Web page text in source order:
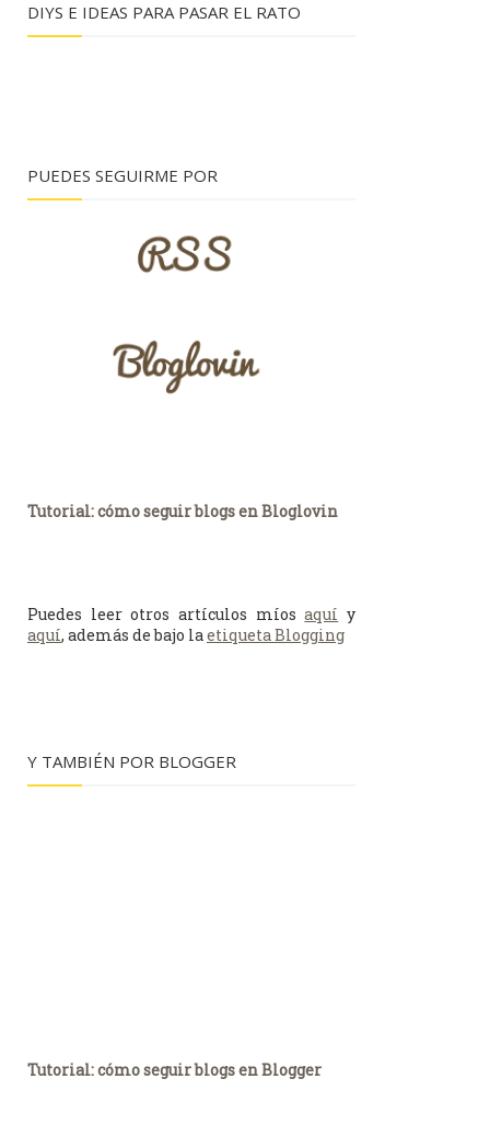
DIYS E IDEAS PARA PASAR EL RATO
PUEDES SEGUIRME POR
Tutorial: cómo seguir blogs en Bloglovin
Puedes leer otros artículos míosaquí y
aquí, además de bajo la etiqueta Blogging
Y TAMBIÉN POR BLOGGER
Tutorial: cómo seguir blogs en Blogger